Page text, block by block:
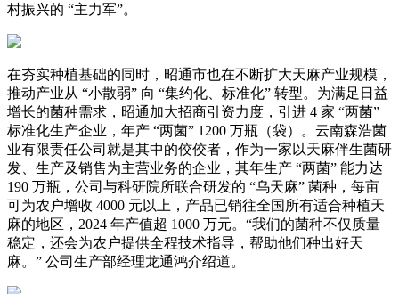
村振兴的 “主力军”。
在夯实种植基础的同时，昭通市也在不断扩大天麻产业规模，
推动产业从 “小散弱” 向 “集约化、标准化” 转型。为满足日益
增长的菌种需求，昭通加大招商引资力度，引进 4 家 “两菌”
标准化生产企业，年产 “两菌” 1200 万瓶（袋）。云南森浩菌
业有限责任公司就是其中的佼佼者，作为一家以天麻伴生菌研
发、生产及销售为主营业务的企业，其年生产 “两菌” 能力达
190 万瓶，公司与科研院所联合研发的 “乌天麻” 菌种，每亩
可为农户增收 4000 元以上，产品已销往全国所有适合种植天
麻的地区，2024 年产值超 1000 万元。“我们的菌种不仅质量
稳定，还会为农户提供全程技术指导，帮助他们种出好天
麻。” 公司生产部经理龙通鸿介绍道。